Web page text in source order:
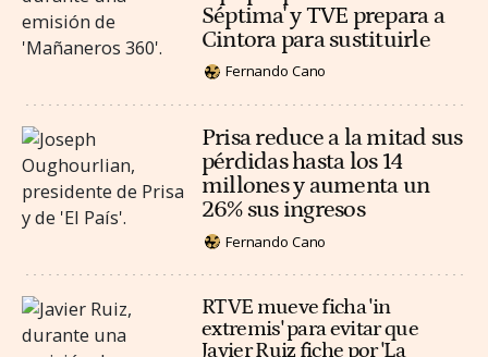
Séptima' y TVE prepara a
Cintora para sustituirle
Fernando Cano
Prisa reduce a la mitad sus
pérdidas hasta los 14
millones y aumenta un
26% sus ingresos
Fernando Cano
RTVE mueve ficha 'in
extremis' para evitar que
Javier Ruiz fiche por 'La